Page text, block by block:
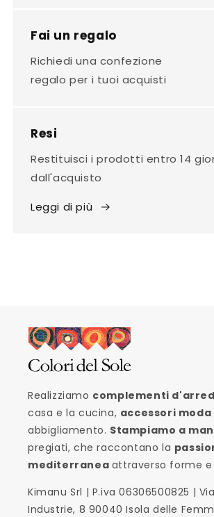
Fai un regalo
Richiedi una confezione
regalo per i tuoi acquisti
Resi
Restituisci i prodotti entro 14
dall'acquisto
Leggi di più
Realizziamo complementi
casa e la cucina, accessori moda
abbigliamento. Stampiamo a
pregiati, che raccontano la
mediterranea attraverso forme e
Kimanu Srl | P.iva 06306500825 |
Industrie, 8 90040 Isola delle